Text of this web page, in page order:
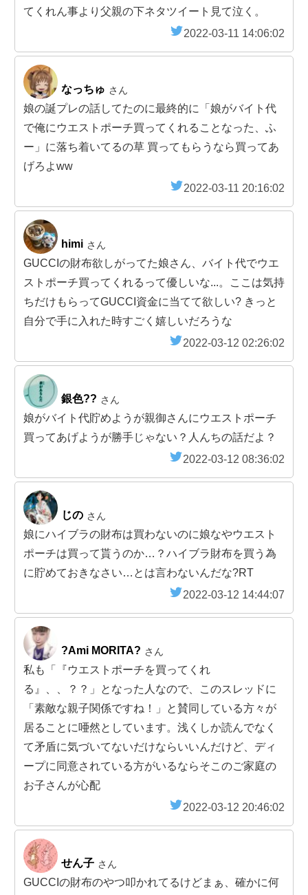
てくれん事より父親の下ネタツイート見て泣く。
2022-03-11 14:06:02
なっちゅ さん
娘の誕プレの話してたのに最終的に「娘がバイト代
で俺にウエストポーチ買ってくれることなった、ふ
ー」に落ち着いてるの草 買ってもらうなら買ってあ
げろよww
2022-03-11 20:16:02
himi さん
GUCCIの財布欲しがってた娘さん、バイト代でウエ
ストポーチ買ってくれるって優しいな...。ここは気持
ちだけもらってGUCCI資金に当てて欲しい? きっと
自分で手に入れた時すごく嬉しいだろうな
2022-03-12 02:26:02
銀色?? さん
娘がバイト代貯めようが親御さんにウエストポーチ
買ってあげようが勝手じゃない？人んちの話だよ？
2022-03-12 08:36:02
じの さん
娘にハイブラの財布は買わないのに娘なやウエスト
ポーチは買って貰うのか…？ハイブラ財布を買う為
に貯めておきなさい…とは言わないんだな?RT
2022-03-12 14:44:07
?Ami MORITA? さん
私も「『ウエストポーチを買ってくれ
る』、、？？」となった人なので、このスレッドに
「素敵な親子関係ですね！」と賛同している方々が
居ることに唖然としています。浅くしか読んでなく
て矛盾に気づいてないだけならいいんだけど、ディ
ープに同意されている方がいるならそこのご家庭の
お子さんが心配
2022-03-12 20:46:02
せん子 さん
GUCCIの財布のやつ叩かれてるけどまぁ、確かに何